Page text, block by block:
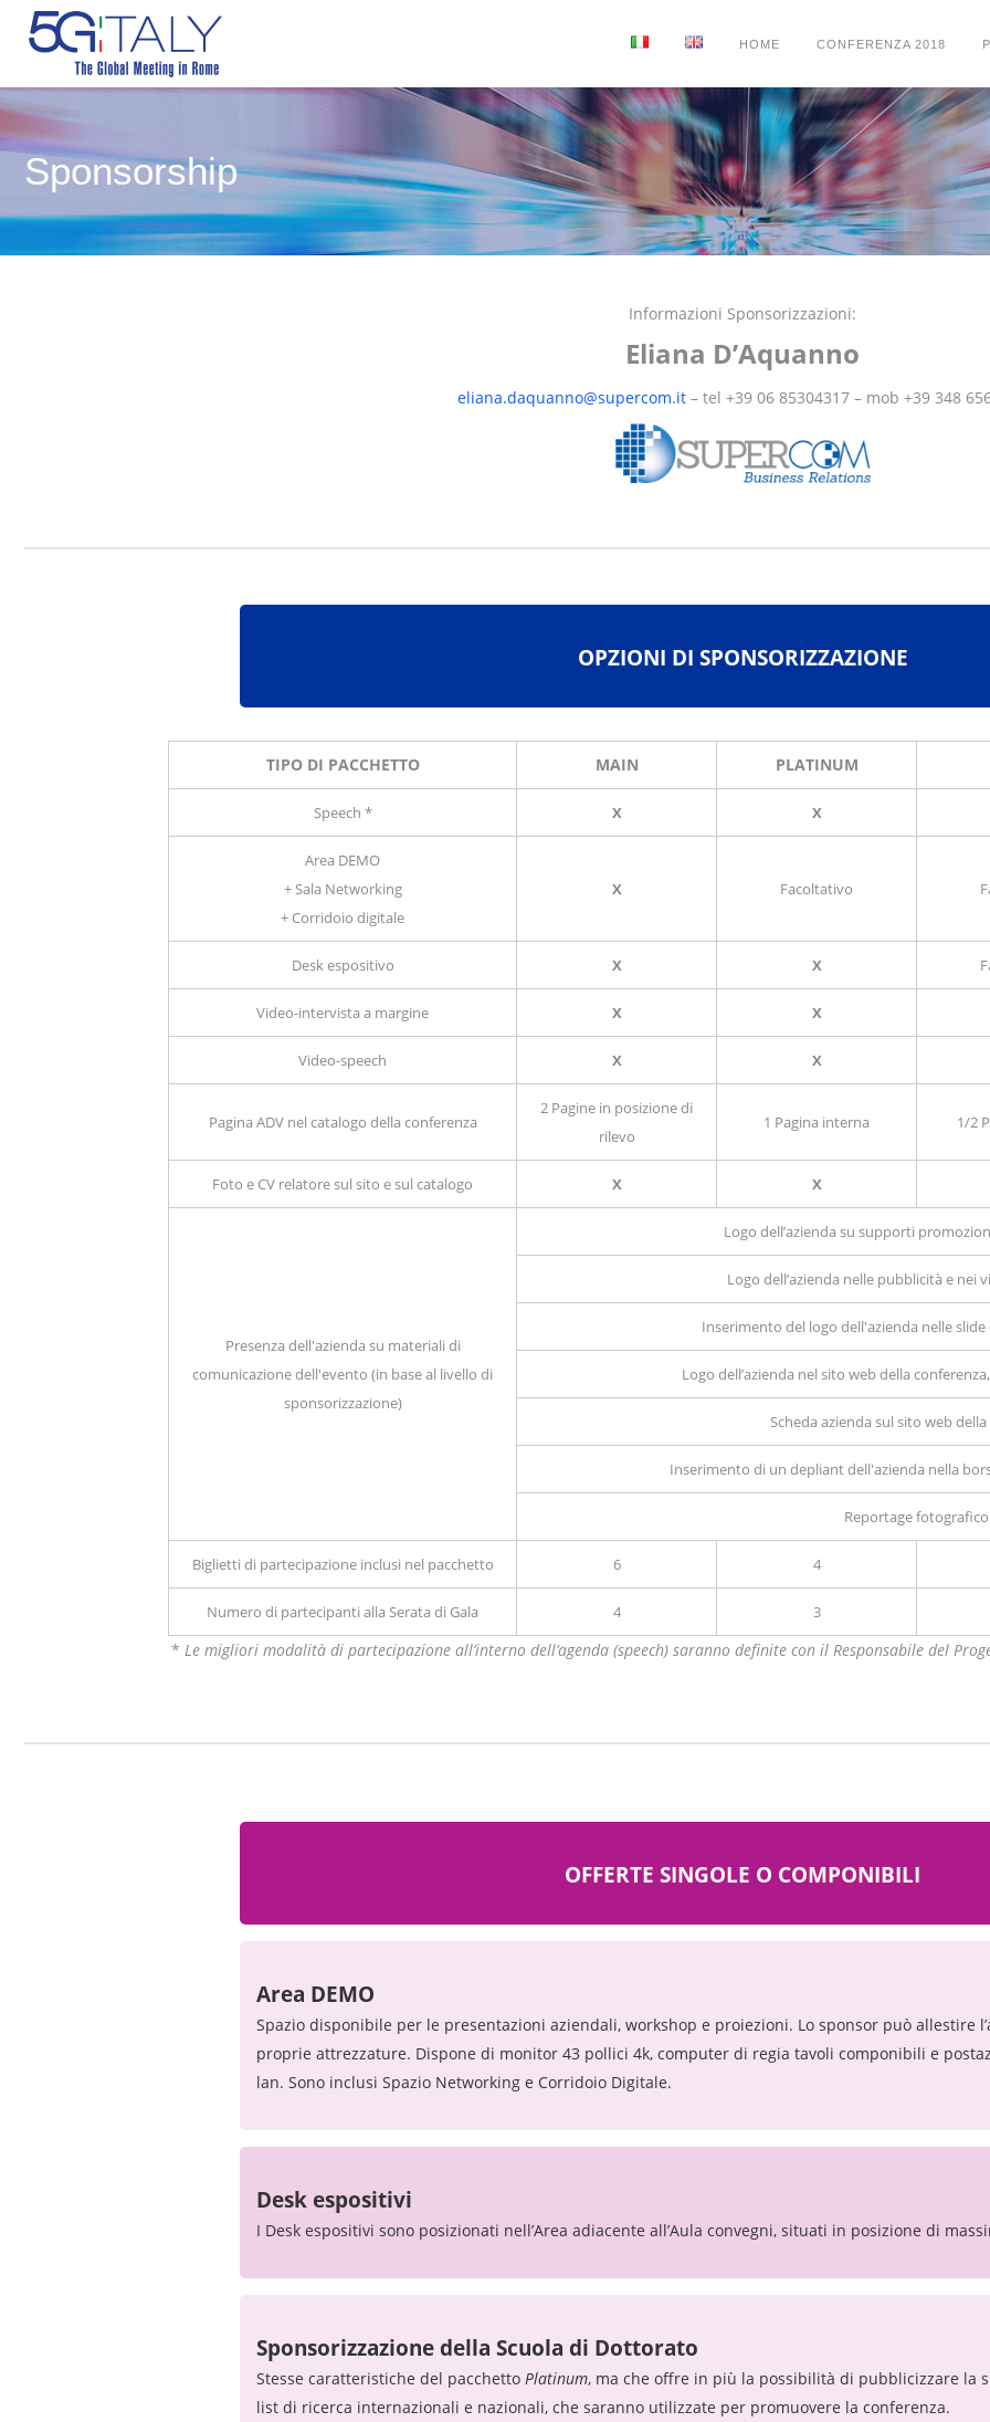
HOME CONFERENZA 2018
Sponsorship
Informazioni Sponsorizzazioni:
Eliana D’Aquanno
eliana.daquanno@supercom.it – tel +39 06 85304317 – mob +39 348
OPZIONI DI SPONSORIZZAZIONE
TIPO DI PACCHETTO MAIN PLATINUM
Speech * X X
Area DEMO
+ Sala Networking
+ Corridoio digitale
X Facoltativo
Desk espositivo X X
Video-intervista a margine X X
Video-speech X X
Pagina ADV nel catalogo della conferenza
2 Pagine in posizione di
rilevo
1 Pagina interna 1/2
Foto e CV relatore sul sito e sul catalogo X X
Presenza dell'azienda su materiali di
comunicazione dell'evento (in base al livello di
sponsorizzazione)
Logo dell’azienda su supporti
Logo dell’azienda nelle pubblicità e nei
Inserimento del logo dell'azienda nelle
Logo dell’azienda nel sito web della
Scheda azienda sul sito web
Inserimento di un depliant dell'azienda nella
Reportage fotografico
Biglietti di partecipazione inclusi nel pacchetto 6 4
Numero di partecipanti alla Serata di Gala 4 3
* Le migliori modalità di partecipazione all’interno dell’agenda (speech) saranno definite con il Responsabile del
OFFERTE SINGOLE O COMPONIBILI
Area DEMO
Spazio disponibile per le presentazioni aziendali, workshop e proiezioni. Lo sponsor può allestire
proprie attrezzature. Dispone di monitor 43 pollici 4k, computer di regia tavoli componibili e
lan. Sono inclusi Spazio Networking e Corridoio Digitale.
Desk espositivi
I Desk espositivi sono posizionati nell’Area adiacente all’Aula convegni, situati in posizione di
Sponsorizzazione della Scuola di Dottorato
Stesse caratteristiche del pacchetto Platinum, ma che offre in più la possibilità di pubblicizzare la
list di ricerca internazionali e nazionali, che saranno utilizzate per promuovere la conferenza.